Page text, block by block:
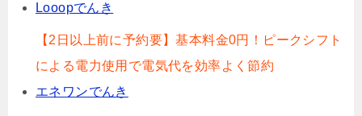
Looopでんき
【2日以上前に予約要】基本料金0円！ピークシフト
による電力使用で電気代を効率よく節約
エネワンでんき